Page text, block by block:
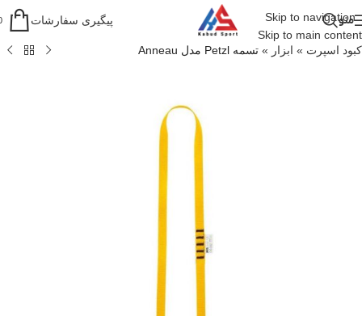
Skip to navigation
Skip to main content
منو پیگیری سفارشات
کبود اسپرت » ابزار » تسمه Petzl مدل Anneau